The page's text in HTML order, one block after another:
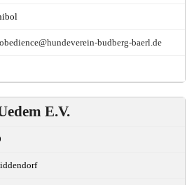
budberg-baerl.de
E.V.